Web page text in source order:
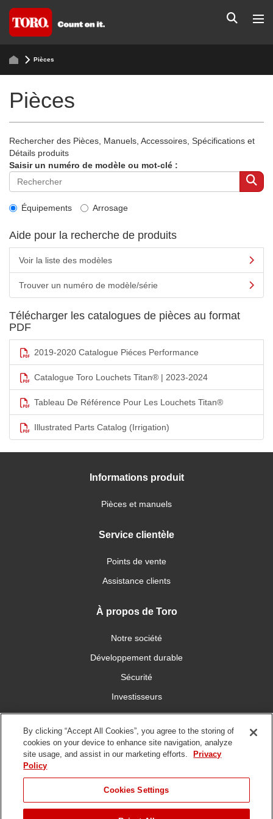
Pièces
Pièces
Rechercher des Pièces, Manuels, Accessoires, Spécifications et
Détails produits
Saisir un numéro de modèle ou mot-clé :
Équipements Arrosage
Aide pour la recherche de produits
Voir la liste des modèles
Trouver un numéro de modèle/série
Télécharger les catalogues de pièces au format
PDF
2019-2020 Catalogue Piéces Performance
Catalogue Toro Louchets Titan® | 2023-2024
Tableau De Référence Pour Les Louchets Titan®
Illustrated Parts Catalog (Irrigation)
Informations produit
Pièces et manuels
Service clientèle
Points de vente
Assistance clients
À propos de Toro
Notre société
Développement durable
Sécurité
Investisseurs
Carrières
Connectez-vous avec nous
By clicking “Accept All Cookies”, you agree to the storing of
cookies on your device to enhance site navigation, analyze
site usage, and assist in our marketing efforts.
Privacy
Policy
Cookies Settings